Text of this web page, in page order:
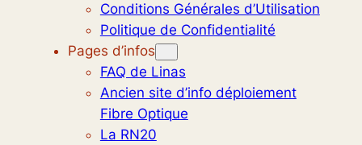
Conditions Générales d’Utilisation
Politique de Confidentialité
Pages d’infos
FAQ de Linas
Ancien site d’info déploiement
Fibre Optique
La RN20